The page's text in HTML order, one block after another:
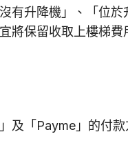
有升降機」、「位
將保留收取上樓梯
及「Payme」的付